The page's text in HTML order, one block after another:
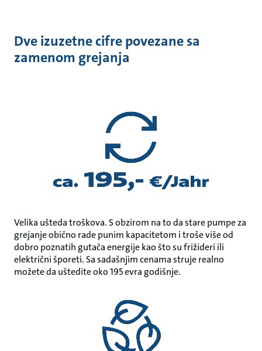
Dve izuzetne cifre povezane sa
zamenom grejanja
Velika ušteda troškova. S obzirom na to da stare pumpe za
grejanje obično rade punim kapacitetom i troše više od
dobro poznatih gutača energije kao što su frižideri ili
električni šporeti. Sa sadašnjim cenama struje realno
možete da uštedite oko 195 evra godišnje.